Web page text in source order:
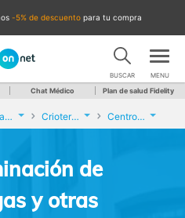
-5% de descuento para tu compra
BUSCAR MENU
Chat Médico Plan de salud Fidelity
Dermatología Crioterapia (eliminación de pequeñas verrugas y otras lesiones) Centro Médico Gran Vía
de
y otras